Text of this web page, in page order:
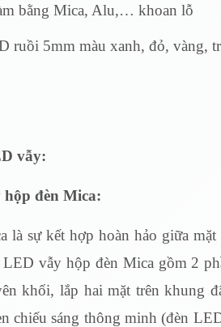
bằng Mica, Alu,… khoan lỗ
ruồi 5mm màu xanh, đỏ, vàng,
vẫy:
đèn Mica:
là sự kết hợp hoàn hảo giữa
vẫy hộp đèn Mica gồm 2
khối, lắp hai mặt trên khung
chiếu sáng thông minh (đèn